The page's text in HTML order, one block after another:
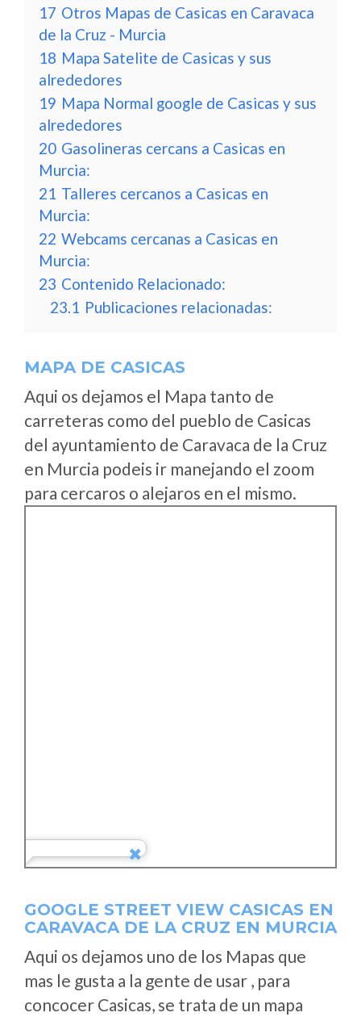
17 Otros Mapas de Casicas en Caravaca
de la Cruz - Murcia
18 Mapa Satelite de Casicas y sus
alrededores
19 Mapa Normal google de Casicas y sus
alrededores
20 Gasolineras cercans a Casicas en
Murcia:
21 Talleres cercanos a Casicas en
Murcia:
22 Webcams cercanas a Casicas en
Murcia:
23 Contenido Relacionado:
23.1 Publicaciones relacionadas:
MAPA DE CASICAS
Aqui os dejamos el Mapa tanto de
carreteras como del pueblo de Casicas
del ayuntamiento de Caravaca de la Cruz
en Murcia podeis ir manejando el zoom
para cercaros o alejaros en el mismo.
GOOGLE STREET VIEW CASICAS EN
CARAVACA DE LA CRUZ EN MURCIA
Aqui os dejamos uno de los Mapas que
mas le gusta a la gente de usar , para
concocer Casicas, se trata de un mapa